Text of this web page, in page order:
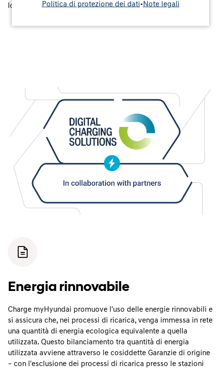
loro prodotta e immessa in rete.
Energia rinnovabile
Charge myHyundai promuove l'uso delle energie rinnovabili e
si assicura che, nei processi di ricarica, venga immessa in rete
una quantità di energia ecologica equivalente a quella
utilizzata. Questo bilanciamento tra quantità di energia
utilizzata avviene attraverso le cosiddette Garanzie di origine
– con l'esclusione dei processi di ricarica presso le stazioni
Politica di protezione dei dati• Note legali